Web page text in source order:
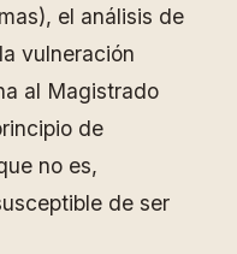
el análisis de
vulneración
al Magistrado
de
no es,
de ser